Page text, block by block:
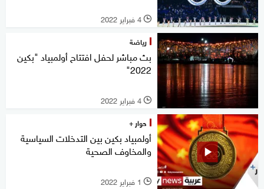
l 4 فبراير 2022
رياضة
بث مباشر لحفل افتتاح أولمبياد "بكين
2022"
l 4 فبراير 2022
حوار +
أولمبياد بكين بين التدخلات السياسية
والمخاوف الصحية
l 1 فبراير 2022